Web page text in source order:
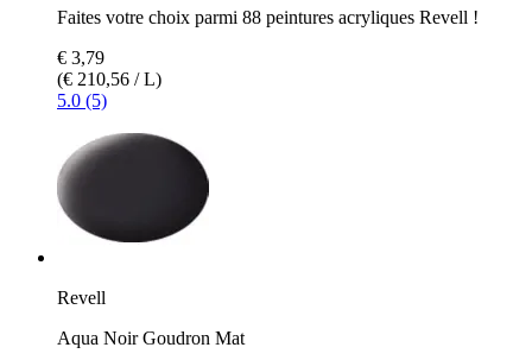
Faites votre choix parmi 88 peintures acryliques Revell !
€ 3,79
(€ 210,56 / L)
5.0 (5)
Revell
Aqua Noir Goudron Mat